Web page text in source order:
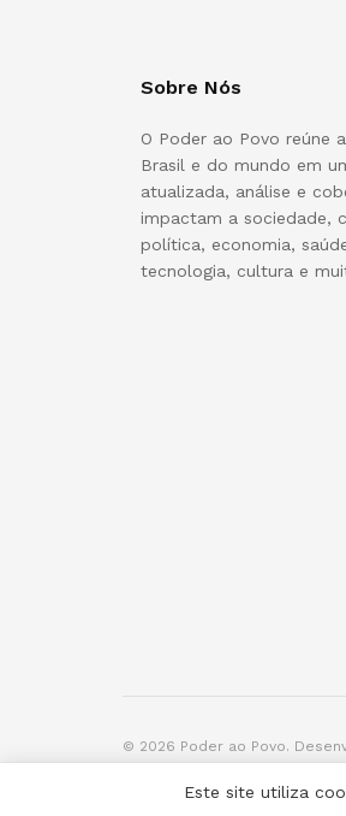
Sobre Nós
O Poder ao Povo reúne
Brasil e do mundo em
atualizada, análise e
impactam a sociedade,
política, economia,
tecnologia, cultura e
© 2026 Poder ao Povo.
Este site utiliza